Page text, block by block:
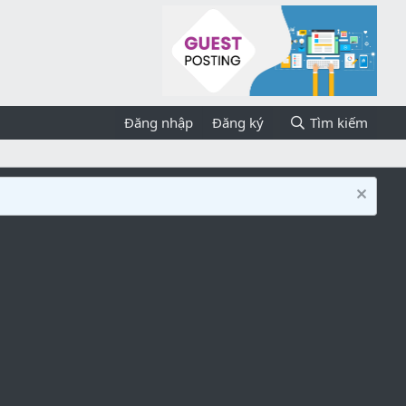
Đăng nhập Đăng ký Tìm kiếm